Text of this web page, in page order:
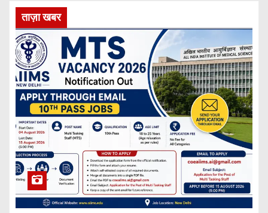
ताज़ा खबर